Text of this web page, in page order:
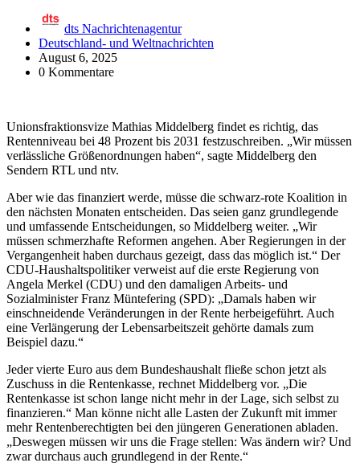
dts Nachrichtenagentur
Deutschland- und Weltnachrichten
August 6, 2025
0 Kommentare
Unionsfraktionsvize Mathias Middelberg findet es richtig, das
Rentenniveau bei 48 Prozent bis 2031 festzuschreiben. „Wir müssen
verlässliche Größenordnungen haben“, sagte Middelberg den
Sendern RTL und ntv.
Aber wie das finanziert werde, müsse die schwarz-rote Koalition in
den nächsten Monaten entscheiden. Das seien ganz grundlegende
und umfassende Entscheidungen, so Middelberg weiter. „Wir
müssen schmerzhafte Reformen angehen. Aber Regierungen in der
Vergangenheit haben durchaus gezeigt, dass das möglich ist.“ Der
CDU-Haushaltspolitiker verweist auf die erste Regierung von
Angela Merkel (CDU) und den damaligen Arbeits- und
Sozialminister Franz Müntefering (SPD): „Damals haben wir
einschneidende Veränderungen in der Rente herbeigeführt. Auch
eine Verlängerung der Lebensarbeitszeit gehörte damals zum
Beispiel dazu.“
Jeder vierte Euro aus dem Bundeshaushalt fließe schon jetzt als
Zuschuss in die Rentenkasse, rechnet Middelberg vor. „Die
Rentenkasse ist schon lange nicht mehr in der Lage, sich selbst zu
finanzieren.“ Man könne nicht alle Lasten der Zukunft mit immer
mehr Rentenberechtigten bei den jüngeren Generationen abladen.
„Deswegen müssen wir uns die Frage stellen: Was ändern wir? Und
zwar durchaus auch grundlegend in der Rente.“